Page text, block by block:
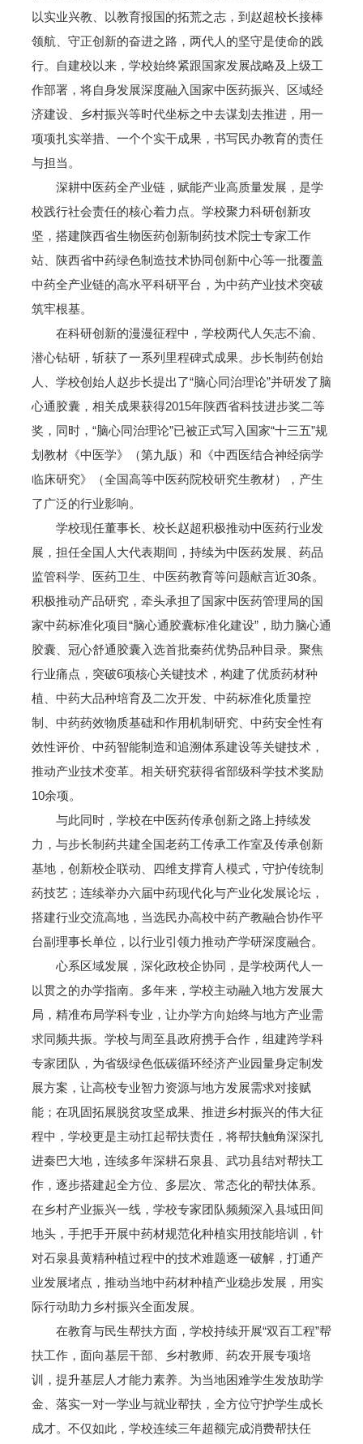
以实业兴教、以教育报国的拓荒之志，到赵超校长接棒
领航、守正创新的奋进之路，两代人的坚守是使命的践
行。自建校以来，学校始终紧跟国家发展战略及上级工
作部署，将自身发展深度融入国家中医药振兴、区域经
济建设、乡村振兴等时代坐标之中去谋划去推进，用一
项项扎实举措、一个个实干成果，书写民办教育的责任
与担当。
深耕中医药全产业链，赋能产业高质量发展，是学
校践行社会责任的核心着力点。学校聚力科研创新攻
坚，搭建陕西省生物医药创新制药技术院士专家工作
站、陕西省中药绿色制造技术协同创新中心等一批覆盖
中药全产业链的高水平科研平台，为中药产业技术突破
筑牢根基。
在科研创新的漫漫征程中，学校两代人矢志不渝、
潜心钻研，斩获了一系列里程碑式成果。步长制药创始
人、学校创始人赵步长提出了“脑心同治理论”并研发了脑
心通胶囊，相关成果获得2015年陕西省科技进步奖二等
奖，同时，“脑心同治理论”已被正式写入国家“十三五”规
划教材《中医学》（第九版）和《中西医结合神经病学
临床研究》（全国高等中医药院校研究生教材），产生
了广泛的行业影响。
学校现任董事长、校长赵超积极推动中医药行业发
展，担任全国人大代表期间，持续为中医药发展、药品
监管科学、医药卫生、中医药教育等问题献言近30条。
积极推动产品研究，牵头承担了国家中医药管理局的国
家中药标准化项目“脑心通胶囊标准化建设”，助力脑心通
胶囊、冠心舒通胶囊入选首批秦药优势品种目录。聚焦
行业痛点，突破6项核心关键技术，构建了优质药材种
植、中药大品种培育及二次开发、中药标准化质量控
制、中药药效物质基础和作用机制研究、中药安全性有
效性评价、中药智能制造和追溯体系建设等关键技术，
推动产业技术变革。相关研究获得省部级科学技术奖励
10余项。
与此同时，学校在中医药传承创新之路上持续发
力，与步长制药共建全国老药工传承工作室及传承创新
基地，创新校企联动、四维支撑育人模式，守护传统制
药技艺；连续举办六届中药现代化与产业化发展论坛，
搭建行业交流高地，当选民办高校中药产教融合协作平
台副理事长单位，以行业引领力推动产学研深度融合。
心系区域发展，深化政校企协同，是学校两代人一
以贯之的办学指南。多年来，学校主动融入地方发展大
局，精准布局学科专业，让办学方向始终与地方产业需
求同频共振。学校与周至县政府携手合作，组建跨学科
专家团队，为省级绿色低碳循环经济产业园量身定制发
展方案，让高校专业智力资源与地方发展需求对接赋
能；在巩固拓展脱贫攻坚成果、推进乡村振兴的伟大征
程中，学校更是主动扛起帮扶责任，将帮扶触角深深扎
进秦巴大地，连续多年深耕石泉县、武功县结对帮扶工
作，逐步搭建起全方位、多层次、常态化的帮扶体系。
在乡村产业振兴一线，学校专家团队频频深入县域田间
地头，手把手开展中药材规范化种植实用技能培训，针
对石泉县黄精种植过程中的技术难题逐一破解，打通产
业发展堵点，推动当地中药材种植产业稳步发展，用实
际行动助力乡村振兴全面发展。
在教育与民生帮扶方面，学校持续开展“双百工程”帮
扶工作，面向基层干部、乡村教师、药农开展专项培
训，提升基层人才能力素养。为当地困难学生发放助学
金、落实一对一学业与就业帮扶，全方位守护学生成长
成才。不仅如此，学校连续三年超额完成消费帮扶任